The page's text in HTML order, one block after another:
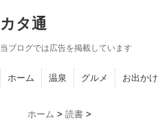
カタ通
当ブログでは広告を掲載しています
ホーム 温泉 グルメ お出かけ
ホーム > 読書 >